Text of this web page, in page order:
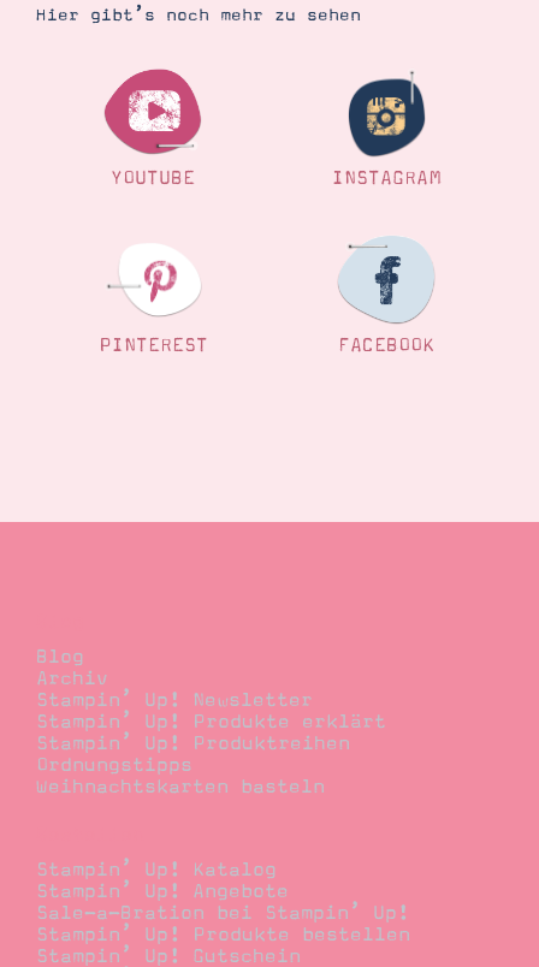
Hier gibt’s noch mehr zu sehen
YOUTUBE INSTAGRAM
PINTEREST FACEBOOK
Blog
Archiv
Stampin’ Up! Newsletter
Stampin’ Up! Produkte erklärt
Stampin’ Up! Produktreihen
Ordnungstipps
Weihnachtskarten basteln
Stampin’ Up! Katalog
Stampin’ Up! Angebote
Sale-a-Bration bei Stampin’ Up!
Stampin’ Up! Produkte bestellen
Stampin’ Up! Gutschein